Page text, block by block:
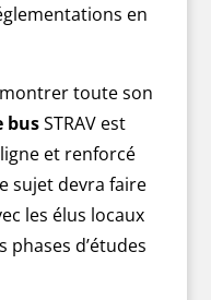
en
toute son
busSTRAV est
et renforcé
sujet devra faire
les élus locaux
phases d’études